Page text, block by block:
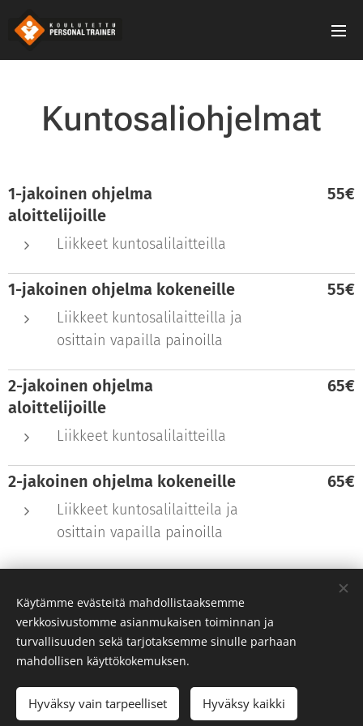
Kuntosaliohjelmat
1-jakoinen ohjelma
aloittelijoille
Liikkeet kuntosalilaitteilla
55€
1-jakoinen ohjelma kokeneille
Liikkeet kuntosalilaitteilla ja
osittain vapailla painoilla
55€
2-jakoinen ohjelma
aloittelijoille
Liikkeet kuntosalilaitteilla
65€
2-jakoinen ohjelma kokeneille
Liikkeet kuntosalilaitteila ja
osittain vapailla painoilla
65€
yhteydenottolomakkeen kauttaTÄSTÄ
© 2019 Antti Inkinen
Webnodella
Käytämme evästeitä mahdollistaaksemme
verkkosivustomme asianmukaisen toiminnan ja
turvallisuuden sekä tarjotaksemme sinulle parhaan
mahdollisen käyttökokemuksen.
Hyväksy vain tarpeelliset Hyväksy kaikki